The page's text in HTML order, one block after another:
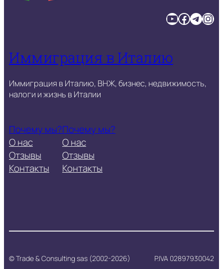
YouTube Facebook TelegramInstagram
Иммиграция в Италию
Иммиграция в Италию, ВНЖ, бизнес, недвижимость,
налоги и жизнь в Италии
Почему мы?
О нас
Отзывы
Контакты
Почему мы?
О нас
Отзывы
Контакты
© Trade & Consulting sas (2002-2026) P.IVA 02897930042